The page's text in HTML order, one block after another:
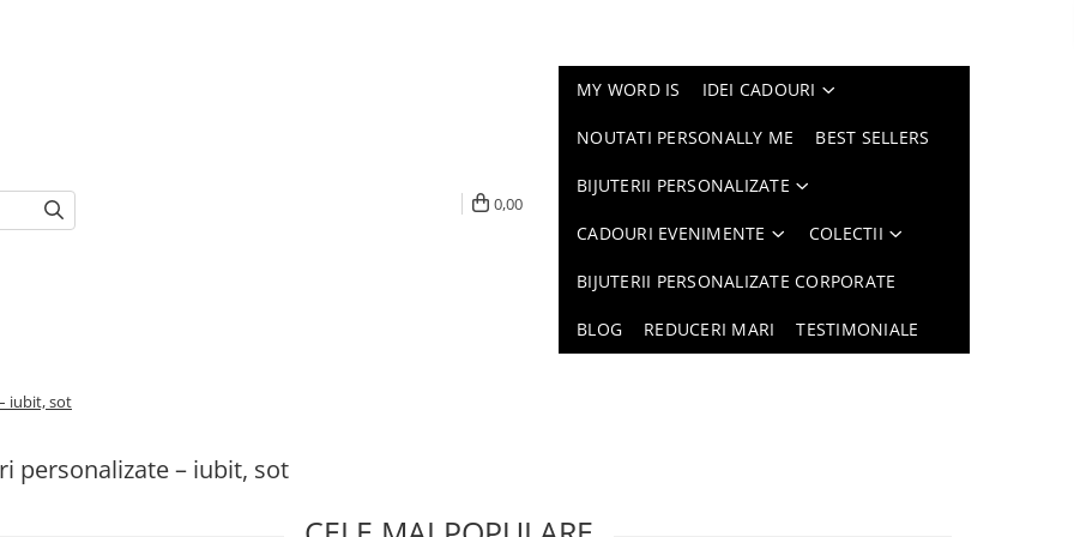
0,00
MY WORD IS IDEI CADOURI
NOUTATI PERSONALLY ME BEST SELLERS
BIJUTERII PERSONALIZATE
CADOURI EVENIMENTE COLECTII
BIJUTERII PERSONALIZATE CORPORATE
BLOG REDUCERI MARI TESTIMONIALE
iubit, sot
personalizate – iubit, sot